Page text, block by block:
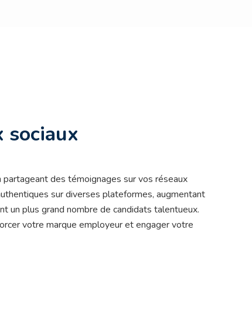
sociaux
partageant des témoignages sur vos réseaux
sur diverses plateformes, augmentant
un plus grand nombre de candidats talentueux.
votre marque employeur et engager votre